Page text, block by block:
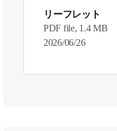
リーフレット
PDF file, 1.4 MB
2026/06/26